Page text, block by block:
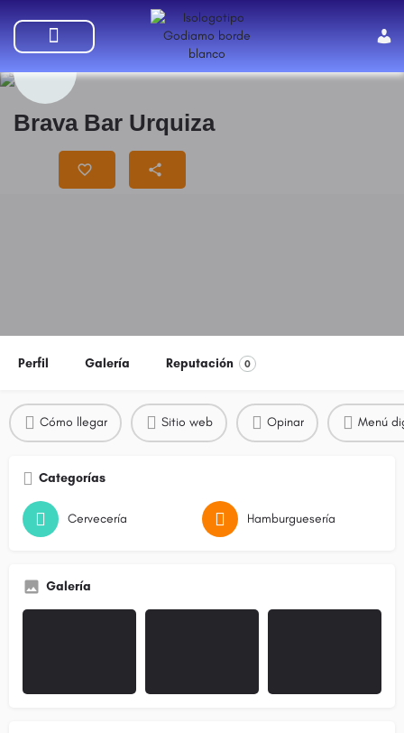
Brava Bar Urquiza
Perfil Galería Reputación 0
Cómo llegar Sitio web Opinar Menú
Categorías
Cervecería Hamburguesería
Galería